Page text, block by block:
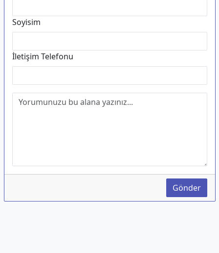
Soyisim
İletişim Telefonu
Gönder